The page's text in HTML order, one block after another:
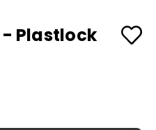
- Plastlock